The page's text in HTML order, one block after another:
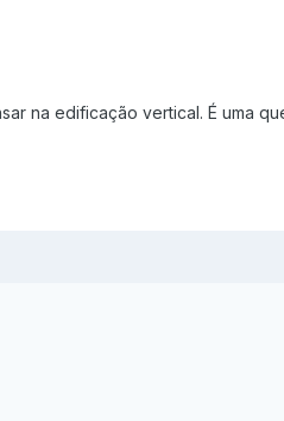
na edificação vertical. É uma